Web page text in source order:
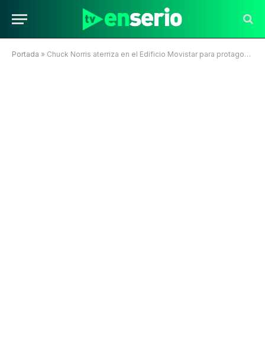
Portada » Chuck Norris aterriza en el Edificio Movistar para protagonizar spot publicitario de nivel mundial